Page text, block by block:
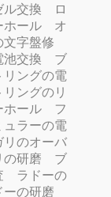
ル交換
ロ
ホール
オ
文字盤修
池交換
ブ
リングの電
ングのリ
ホール
フ
ュラーの電
リのオーバ
の研磨
ブ
ラドーの
ーの研磨